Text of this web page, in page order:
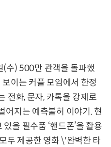
수) 500만 관객을 돌파했
이는 커플 모임에서 한정
전화, 문자, 카톡을 강제로
어지는 예측불허 이야기. 현
을 필수품 ‘핸드폰’을 활용
두 제공한 영화 \'완벽한 타